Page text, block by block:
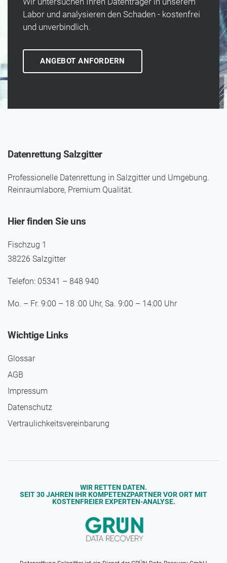
Labor und analysieren den Schaden - kosten­frei
und un­verbindlich.
ANGEBOT ANFORDERN
Datenrettung Salzgitter
Professionelle Datenrettung in Salzgitter und Umgebung.
Reinraumlabore, Premium Qualität.
Hier finden Sie uns
Fischzug 1
38226 Salzgitter
Telefon: 05341 – 848 940
Mo. – Fr. 9:00 – 18 :00 Uhr, Sa. 9:00 – 14:00 Uhr
Wichtige Links
Glossar
AGB
Impressum
Daten­schutz
Vertraulichkeits­vereinbarung
WIR RETTEN DATEN.
SEIT 30 JAHREN IHR KOMPETENZPARTNER VOR ORT MIT
KOSTENFREIER EXPERTEN-ANALYSE.